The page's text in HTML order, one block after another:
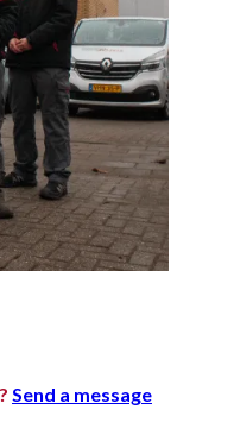
Send a message